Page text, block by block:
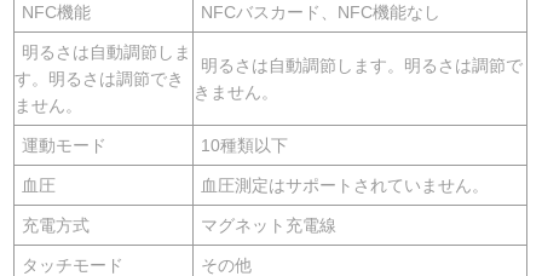
NFC機能 NFCバスカード、NFC機能なし
明るさは自動調節しま
す。明るさは調節でき
ません。
明るさは自動調節します。明るさは調節で
きません。
運動モード 10種類以下
血圧 血圧測定はサポートされていません。
充電方式 マグネット充電線
タッチモード その他